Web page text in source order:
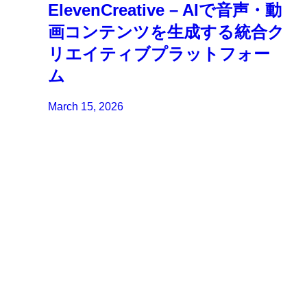
ElevenCreative – AIで音声・動
画コンテンツを生成する統合ク
リエイティブプラットフォー
ム
March 15, 2026